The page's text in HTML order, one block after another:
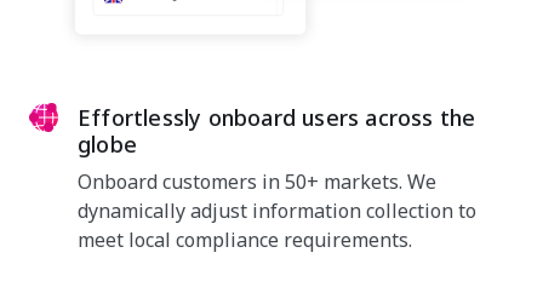
Effortlessly onboard users across the
globe
Onboard customers in 50+ markets. We
dynamically adjust information collection to
meet local compliance requirements.